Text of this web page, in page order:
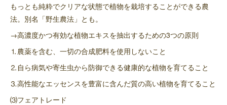
もっとも純粋でクリアな状態で植物を栽培することができる農
法。別名「野生農法」とも。
→高濃度かつ有効な植物エキスを抽出するための3つの原則
⒈農薬を含む、一切の合成肥料を使用しないこと
⒉自ら病気や寄生虫から防御できる健康的な植物を育てること
⒊高性能なエッセンスを豊富に含んだ質の高い植物を育てること
⑶フェアトレード